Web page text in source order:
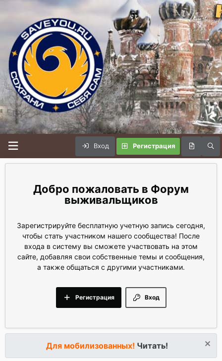
Вход Регистрация
Форум
выживальщиков
Зарегистрируйте бесплатную учетную запись сегодня,
чтобы стать участником нашего сообщества! После
входа в систему вы сможете участвовать на этом
сайте, добавляя свои собственные темы и сообщения,
а также общаться с другими участниками.
Вход
Регистрация
Для мобилизованных! Читать!